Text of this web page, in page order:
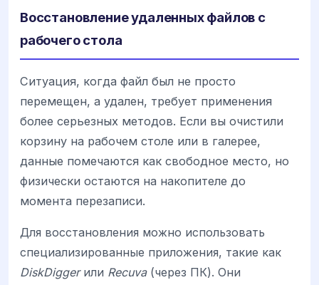
Восстановление удаленных файлов с
рабочего стола
Ситуация, когда файл был не просто
перемещен, а удален, требует применения
более серьезных методов. Если вы очистили
корзину на рабочем столе или в галерее,
данные помечаются как свободное место, но
физически остаются на накопителе до
момента перезаписи.
Для восстановления можно использовать
специализированные приложения, такие как
DiskDiggerили Recuva(через ПК). Они